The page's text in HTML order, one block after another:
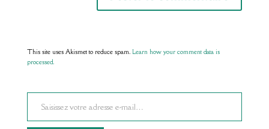
This site uses Akismet to reduce spam. Learn how your comment data is
processed.
Saisissez votre adresse e-mail…